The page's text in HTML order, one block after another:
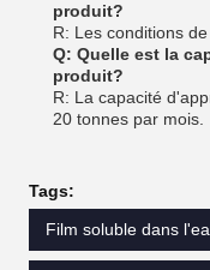
produit?
R: Les conditions
Q: Quelle est la
produit?
R: La capacité
20 tonnes par mois.
Tags:
Film soluble dans